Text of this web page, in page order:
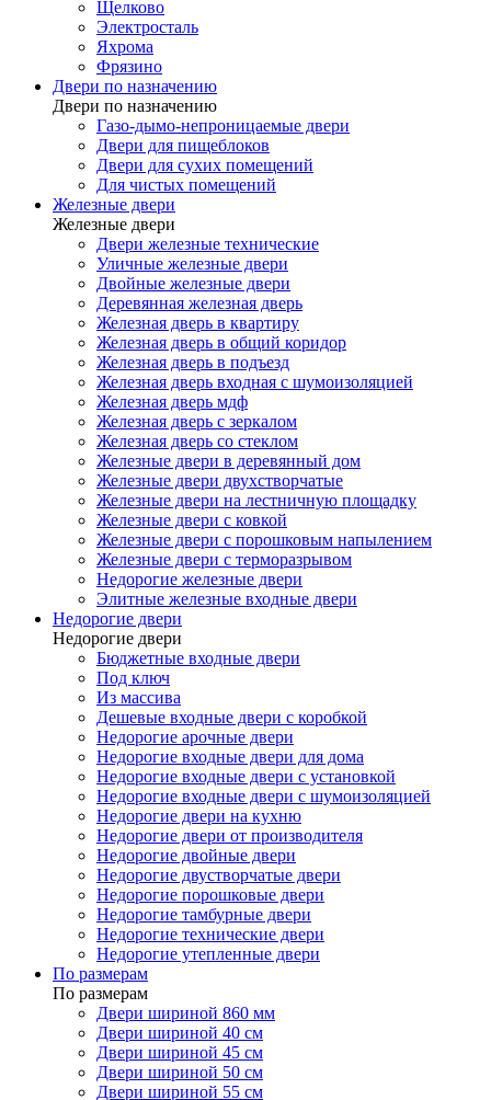
Щелково
Электросталь
Яхрома
Фрязино
Двери по назначению
Двери по назначению
Газо-дымо-непроницаемые двери
Двери для пищеблоков
Двери для сухих помещений
Для чистых помещений
Железные двери
Железные двери
Двери железные технические
Уличные железные двери
Двойные железные двери
Деревянная железная дверь
Железная дверь в квартиру
Железная дверь в общий коридор
Железная дверь в подъезд
Железная дверь входная с шумоизоляцией
Железная дверь мдф
Железная дверь с зеркалом
Железная дверь со стеклом
Железные двери в деревянный дом
Железные двери двухстворчатые
Железные двери на лестничную площадку
Железные двери с ковкой
Железные двери с порошковым напылением
Железные двери с терморазрывом
Недорогие железные двери
Элитные железные входные двери
Недорогие двери
Недорогие двери
Бюджетные входные двери
Под ключ
Из массива
Дешевые входные двери с коробкой
Недорогие арочные двери
Недорогие входные двери для дома
Недорогие входные двери с установкой
Недорогие входные двери с шумоизоляцией
Недорогие двери на кухню
Недорогие двери от производителя
Недорогие двойные двери
Недорогие двустворчатые двери
Недорогие порошковые двери
Недорогие тамбурные двери
Недорогие технические двери
Недорогие утепленные двери
По размерам
По размерам
Двери шириной 860 мм
Двери шириной 40 см
Двери шириной 45 см
Двери шириной 50 см
Двери шириной 55 см